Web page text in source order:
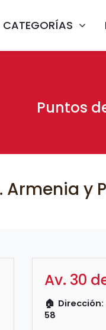
CATEGORÍAS
Puntos
Armenia y
Av. 30
🏠 Dirección:
58